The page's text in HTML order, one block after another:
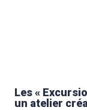
Les «
un atelier